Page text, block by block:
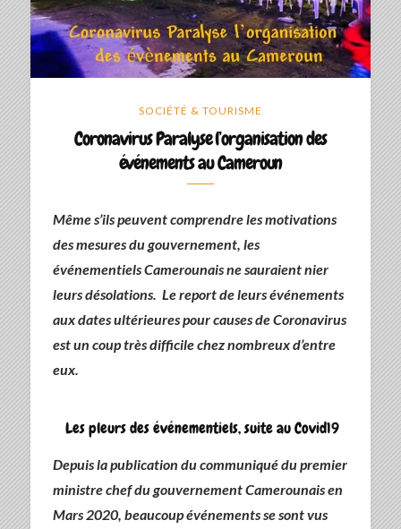
SOCIÉTÉ & TOURISME
Coronavirus Paralyse l’organisation des
événements au Cameroun
Même s’ils peuvent comprendre les motivations
des mesures du gouvernement, les
événementiels Camerounais ne sauraient nier
leurs désolations. Le report de leursévénements
aux dates ultérieures pour causes de Coronavirus
est un coup très difficile chez nombreux d’entre
eux.
Les pleurs des événementiels, suite au Covid19
Depuis la publication du communiqué du premier
ministre chef du gouvernement Camerounais en
Mars 2020, beaucoup événements se sont vus